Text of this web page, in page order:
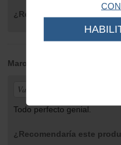
¿Recomendaría este
Marc
Valoración general:
Todo perfecto genial.
¿Recomendaría este